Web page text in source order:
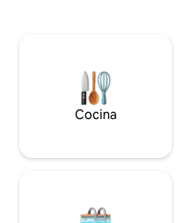
las montañas a la vuelta de la
Cocina